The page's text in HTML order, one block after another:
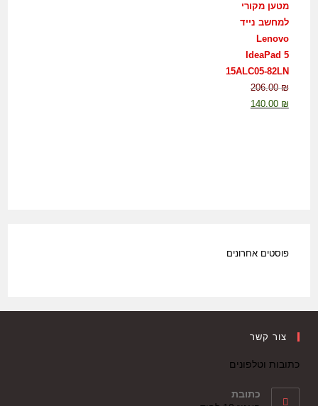
מטען מקורי
למחשב נייד
Lenovo
IdeaPad 5
15ALC05-82LN
206.00₪
140.00 ₪
פוסטים אחרונים
צור קשר
כתובות וטלפונים
כתובת